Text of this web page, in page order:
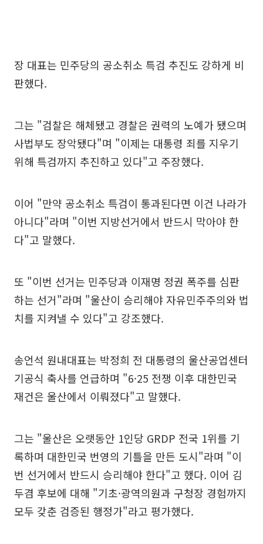
장 대표는 민주당의 공소취소 특검 추진도 강하게 비
판했다.
그는 "검찰은 해체됐고 경찰은 권력의 노예가 됐으며
사법부도 장악됐다"며 "이제는 대통령 죄를 지우기
위해 특검까지 추진하고 있다"고 주장했다.
이어 "만약 공소취소 특검이 통과된다면 이건 나라가
아니다"라며 "이번 지방선거에서 반드시 막아야 한
다"고 말했다.
또 "이번 선거는 민주당과 이재명 정권 폭주를 심판
하는 선거"라며 "울산이 승리해야 자유민주주의와 법
치를 지켜낼 수 있다"고 강조했다.
송언석 원내대표는 박정희 전 대통령의 울산공업센터
기공식 축사를 언급하며 "6·25 전쟁 이후 대한민국
재건은 울산에서 이뤄졌다"고 말했다.
그는 "울산은 오랫동안 1인당 GRDP 전국 1위를 기
록하며 대한민국 번영의 기틀을 만든 도시"라며 "이
번 선거에서 반드시 승리해야 한다"고 했다. 이어 김
두겸 후보에 대해 "기초·광역의원과 구청장 경험까지
모두 갖춘 검증된 행정가"라고 평가했다.